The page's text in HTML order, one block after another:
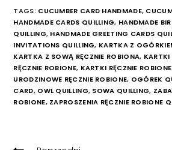
TAGS: CUCUMBER CARD HANDMADE,
HANDMADE CARDS QUILLING, HANDMADE
QUILLING, HANDMADE GREETING CARDS
INVITATIONS QUILLING, KARTKA Z
KARTKA Z SOWĄ RĘCZNIE ROBIONA, KARTKI
RĘCZNIE ROBIONE, KARTKI RĘCZNIE
URODZINOWE RĘCZNIE ROBIONE, OGÓREK
CARD, OWL QUILLING, SOWA QUILLING,
ROBIONE, ZAPROSZENIA RĘCZNIE ROBIONE